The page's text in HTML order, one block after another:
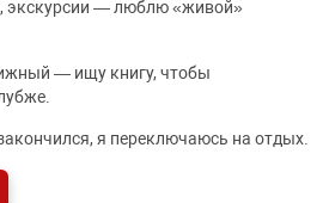
экскурсии — люблю «живой»
— ищу книгу, чтобы
я переключаюсь на отдых.